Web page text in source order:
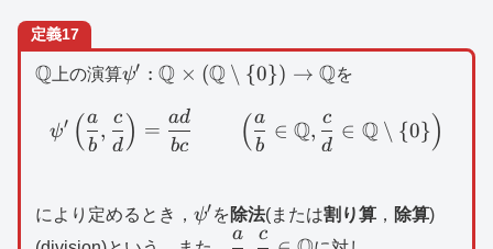
定義17
\mathbb{Q}
Q上の演算\psi
(\mathbb{Q}\setminus \{
0\} )\to \mathbb{Q}
ψ′ : Q × (Q ∖ {0}) → Qを
\psi ^{\prime}\left(
ψ′ ( b
a
,
d
c ) =
bc
ad ( b
a
∈ Q,
d
c
∈ Q ∖ {0})
により定めるとき， \psi
^{\prime}
ψ′を除法(または割り算 ， 除算)
\dfrac{a}
a c